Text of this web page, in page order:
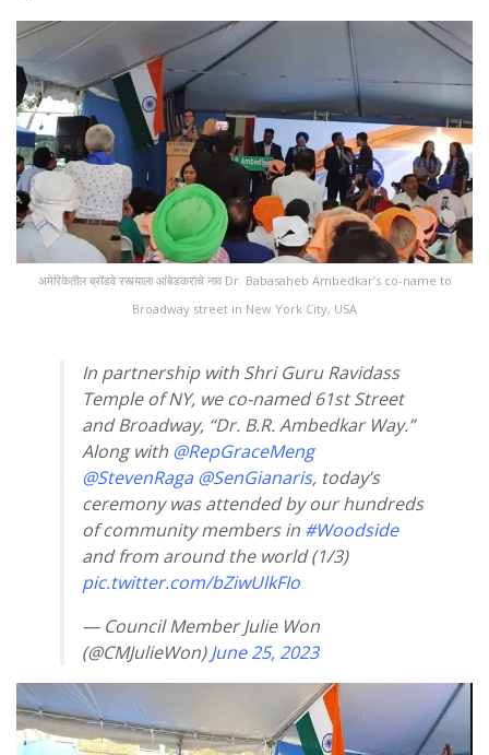
अमेरिकेतील ब्रॉडवे रस्त्याला आंबेडकरांचे नाव Dr. Babasaheb Ambedkar’s co-name to
Broadway street in New York City, USA
In partnership with Shri Guru Ravidass
Temple of NY, we co-named 61st Street
and Broadway, “Dr. B.R. Ambedkar Way.”
Along with @RepGraceMeng
@StevenRaga @SenGianaris, today’s
ceremony was attended by our hundreds
of community members in #Woodside
and from around the world (1/3)
pic.twitter.com/bZiwUlkFIo
— Council Member Julie Won
(@CMJulieWon)June 25, 2023